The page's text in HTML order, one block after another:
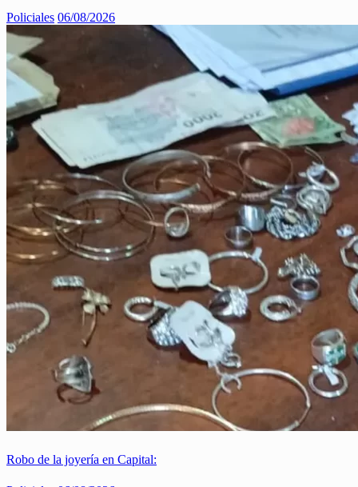
Policiales 06/08/2026
Robo de la joyería en Capital: